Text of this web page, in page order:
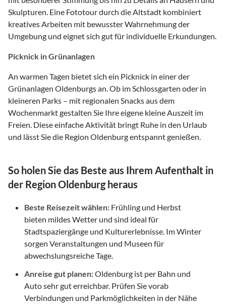
Skulpturen. Eine Fototour durch die Altstadt kombiniert
kreatives Arbeiten mit bewusster Wahrnehmung der
Umgebung und eignet sich gut für individuelle Erkundungen.
Picknick in Grünanlagen
An warmen Tagen bietet sich ein Picknick in einer der
Grünanlagen Oldenburgs an. Ob im Schlossgarten oder in
kleineren Parks – mit regionalen Snacks aus dem
Wochenmarkt gestalten Sie Ihre eigene kleine Auszeit im
Freien. Diese einfache Aktivität bringt Ruhe in den Urlaub
und lässt Sie die Region Oldenburg entspannt genießen.
So holen Sie das Beste aus Ihrem Aufenthalt in
der Region Oldenburg heraus
Beste Reisezeit wählen: Frühling und Herbst
bieten mildes Wetter und sind ideal für
Stadtspaziergänge und Kulturerlebnisse. Im Winter
sorgen Veranstaltungen und Museen für
abwechslungsreiche Tage.
Anreise gut planen:Oldenburg ist per Bahn und
Auto sehr gut erreichbar. Prüfen Sie vorab
Verbindungen und Parkmöglichkeiten in der Nähe